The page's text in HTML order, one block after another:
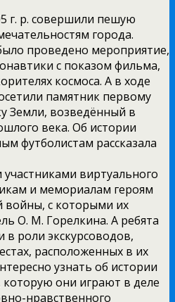
г. р. совершили пешую
города.
проведено мероприятие,
с показом фильма,
космоса. А в ходе
памятник первому
Земли, возведённый в
века. Об истории
футболистам рассказала
виртуального
и мемориалам героям
войны, с которыми их
О. М. Горелкина. А ребята
в роли экскурсоводов,
расположенных в их
узнать об истории
которую они играют в деле
нравственного